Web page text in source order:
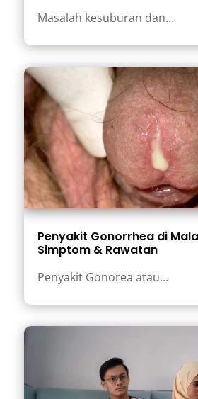
Masalah kesuburan dan...
Penyakit Gonorrhea di
Simptom & Rawatan
Penyakit Gonorea atau...